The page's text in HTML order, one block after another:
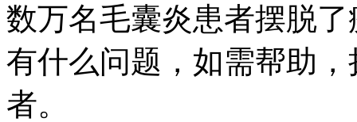
数万名毛囊炎患者摆脱
有什么问题，如需帮助，
者。